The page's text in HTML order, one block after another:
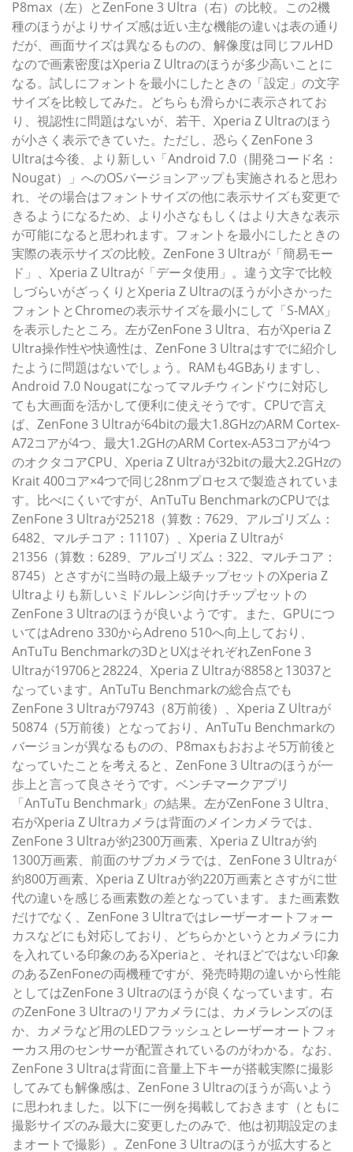
P8max（左）とZenFone 3 Ultra（右）の比較。この2機
種のほうがよりサイズ感は近い主な機能の違いは表の通り
だが、画面サイズは異なるものの、解像度は同じフルHD
なので画素密度はXperia Z Ultraのほうが多少高いことに
なる。試しにフォントを最小にしたときの「設定」の文字
サイズを比較してみた。どちらも滑らかに表示されてお
り、視認性に問題はないが、若干、Xperia Z Ultraのほう
が小さく表示できていた。ただし、恐らくZenFone 3
Ultraは今後、より新しい「Android 7.0（開発コード名：
Nougat）」へのOSバージョンアップも実施されると思わ
れ、その場合はフォントサイズの他に表示サイズも変更で
きるようになるため、より小さなもしくはより大きな表示
が可能になると思われます。フォントを最小にしたときの
実際の表示サイズの比較。ZenFone 3 Ultraが「簡易モー
ド」、Xperia Z Ultraが「データ使用」。違う文字で比較
しづらいがざっくりとXperia Z Ultraのほうが小さかった
フォントとChromeの表示サイズを最小にして「S-MAX」
を表示したところ。左がZenFone 3 Ultra、右がXperia Z
Ultra操作性や快適性は、ZenFone 3 Ultraはすでに紹介し
たように問題はないでしょう。RAMも4GBありますし、
Android 7.0 Nougatになってマルチウィンドウに対応し
ても大画面を活かして便利に使えそうです。CPUで言え
ば、ZenFone 3 Ultraが64bitの最大1.8GHzのARM Cortex-
A72コアが4つ、最大1.2GHのARM Cortex-A53コアが4つ
のオクタコアCPU、Xperia Z Ultraが32bitの最大2.2GHzの
Krait 400コア×4つで同じ28nmプロセスで製造されていま
す。比べにくいですが、AnTuTu BenchmarkのCPUでは
ZenFone 3 Ultraが25218（算数：7629、アルゴリズム：
6482、マルチコア：11107）、Xperia Z Ultraが
21356（算数：6289、アルゴリズム：322、マルチコア：
8745）とさすがに当時の最上級チップセットのXperia Z
Ultraよりも新しいミドルレンジ向けチップセットの
ZenFone 3 Ultraのほうが良いようです。また、GPUにつ
いてはAdreno 330からAdreno 510へ向上しており、
AnTuTu Benchmarkの3DとUXはそれぞれZenFone 3
Ultraが19706と28224、Xperia Z Ultraが8858と13037と
なっています。AnTuTu Benchmarkの総合点でも
ZenFone 3 Ultraが79743（8万前後）、Xperia Z Ultraが
50874（5万前後）となっており、AnTuTu Benchmarkの
バージョンが異なるものの、P8maxもおおよそ5万前後と
なっていたことを考えると、ZenFone 3 Ultraのほうが一
歩上と言って良さそうです。ベンチマークアプリ
「AnTuTu Benchmark」の結果。左がZenFone 3 Ultra、
右がXperia Z Ultraカメラは背面のメインカメラでは、
ZenFone 3 Ultraが約2300万画素、Xperia Z Ultraが約
1300万画素、前面のサブカメラでは、ZenFone 3 Ultraが
約800万画素、Xperia Z Ultraが約220万画素とさすがに世
代の違いを感じる画素数の差となっています。また画素数
だけでなく、ZenFone 3 Ultraではレーザーオートフォー
カスなどにも対応しており、どちらかというとカメラに力
を入れている印象のあるXperiaと、それほどではない印象
のあるZenFoneの両機種ですが、発売時期の違いから性能
としてはZenFone 3 Ultraのほうが良くなっています。右
のZenFone 3 Ultraのリアカメラには、カメラレンズのほ
か、カメラなど用のLEDフラッシュとレーザーオートフォ
ーカス用のセンサーが配置されているのがわかる。なお、
ZenFone 3 Ultraは背面に音量上下キーが搭載実際に撮影
してみても解像感は、ZenFone 3 Ultraのほうが高いよう
に思われました。以下に一例を掲載しておきます（ともに
撮影サイズのみ最大に変更したのみで、他は初期設定のま
まオートで撮影）。ZenFone 3 Ultraのほうが拡大すると